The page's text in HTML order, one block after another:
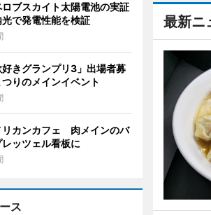
最新ニ
ブスカイト太陽電池の実証
で発電性能を検証
きグランプリ3」出場者募
りのメインイベント
リカンカフェ 肉メインのバ
ッツェル看板に
ス